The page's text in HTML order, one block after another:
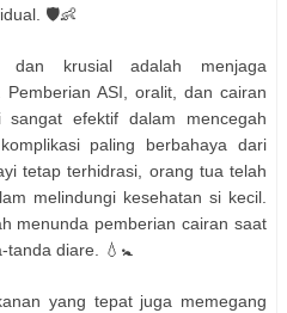
🛡️👶
dan krusial adalah menjaga
ASI, oralit, dan cairan
efektif dalam mencegah
paling berbahaya dari
tetap terhidrasi, orang tua telah
melindungi kesehatan si kecil.
menunda pemberian cairan saat
diare. 💧🚼
yang tepat juga memegang